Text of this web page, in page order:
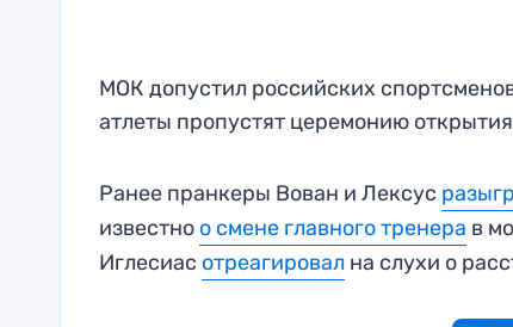
МОК допустил российских
атлеты пропустят церемонию
Ранее пранкеры Вован и Лексус
известно о смене главного тренера в
Иглесиас отреагировална слухи о